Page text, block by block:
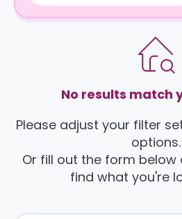
No results match
Please adjust your filter
options.
Or fill out the form below
find what you're